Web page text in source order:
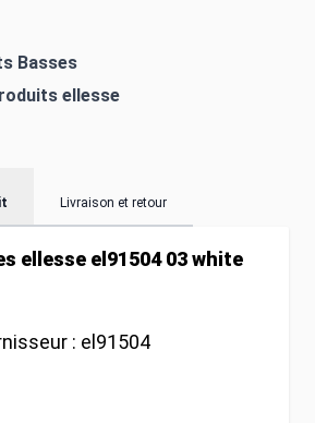
Basses
ellesse
Livraison et retour
ellesse el91504 03 white
: el91504